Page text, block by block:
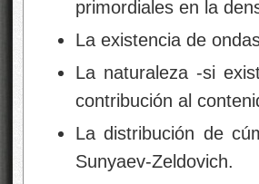
primordiales en la
La existencia de
La naturaleza -si
contribución al
La distribución de
Sunyaev-Zeldovich.